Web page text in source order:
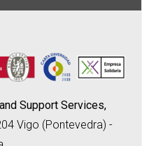
Support Services,
Vigo (Pontevedra) -